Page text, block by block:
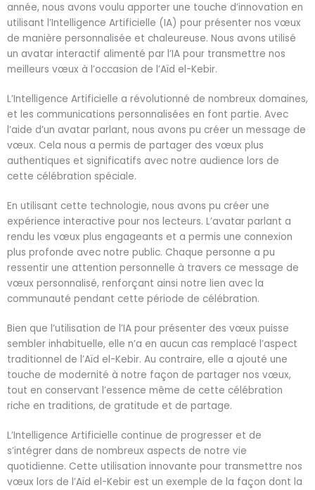
année, nous avons voulu apporter une touche d’innovation en
utilisant l’Intelligence Artificielle (IA) pour présenter nos vœux
de manière personnalisée et chaleureuse. Nous avons utilisé
un avatar interactif alimenté par l’IA pour transmettre nos
meilleurs vœux à l’occasion de l’Aïd el-Kebir.
L’Intelligence Artificielle a révolutionné de nombreux domaines,
et les communications personnalisées en font partie. Avec
l’aide d’un avatar parlant, nous avons pu créer un message de
vœux. Cela nous a permis de partager des vœux plus
authentiques et significatifs avec notre audience lors de
cette célébration spéciale.
En utilisant cette technologie, nous avons pu créer une
expérience interactive pour nos lecteurs. L’avatar parlant a
rendu les vœux plus engageants et a permis une connexion
plus profonde avec notre public. Chaque personne a pu
ressentir une attention personnelle à travers ce message de
vœux personnalisé, renforçant ainsi notre lien avec la
communauté pendant cette période de célébration.
Bien que l’utilisation de l’IA pour présenter des vœux puisse
sembler inhabituelle, elle n’a en aucun cas remplacé l’aspect
traditionnel de l’Aïd el-Kebir. Au contraire, elle a ajouté une
touche de modernité à notre façon de partager nos vœux,
tout en conservant l’essence même de cette célébration
riche en traditions, de gratitude et de partage.
L’Intelligence Artificielle continue de progresser et de
s’intégrer dans de nombreux aspects de notre vie
quotidienne. Cette utilisation innovante pour transmettre nos
vœux lors de l’Aïd el-Kebir est un exemple de la façon dont la